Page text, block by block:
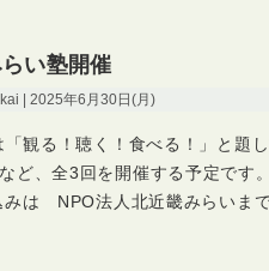
い塾開催
| 2025年6月30日(月)
観る！聴く！食べる！」と題
ど、全3回を開催する予定で
みは NPO法人北近畿みらいま